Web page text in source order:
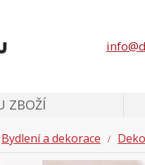
ZBOŽÍ
Bydlení a dekorace